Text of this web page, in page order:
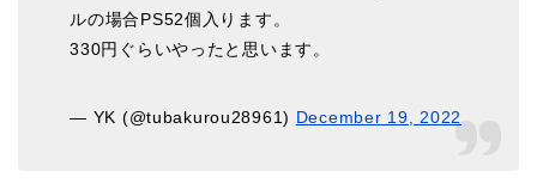
ルの場合PS52個入ります。
330円ぐらいやったと思います。
— YK (@tubakurou28961) December 19, 2022